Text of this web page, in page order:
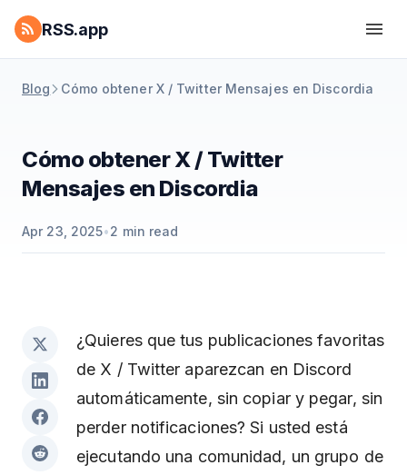
RSS.app
Blog Cómo obtener X / Twitter Mensajes en Discordia
Cómo obtener X / Twitter
Mensajes en Discordia
Apr 23, 2025•2 min read
¿Quieres que tus publicaciones favoritas
de X / Twitter aparezcan en Discord
automáticamente, sin copiar y pegar, sin
perder notificaciones? Si usted está
ejecutando una comunidad, un grupo de